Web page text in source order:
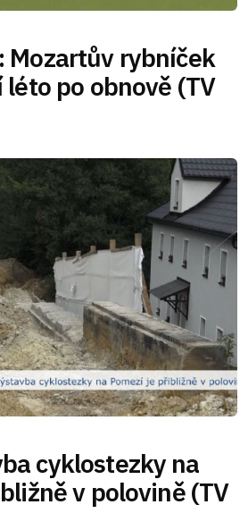
Mozartův rybníček
po obnově (TV
cyklostezky na
v polovině (TV